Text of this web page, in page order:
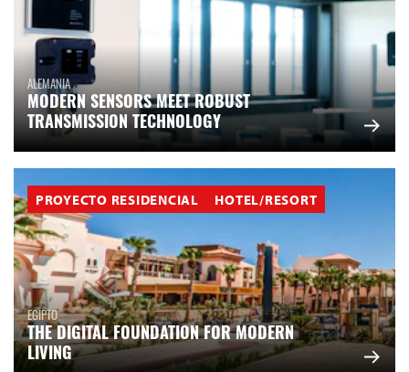
ALEMANIA
MODERN SENSORS MEET ROBUST
TRANSMISSION TECHNOLOGY
PROYECTO RESIDENCIAL HOTEL/RESORT
EGIPTO
THE DIGITAL FOUNDATION FOR MODERN
LIVING